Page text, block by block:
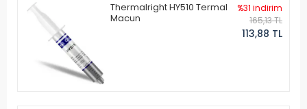
Thermalright HY510 Termal
Macun
%31 indirim
165,13 TL
113,88 TL